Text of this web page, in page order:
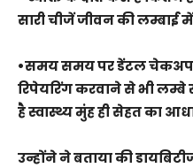
सारी चीजें जीवन की लम्बाई
•समय समय पर डेंटल चेकअप
रिपेयरिंग करवाने से भी लम्बे
है स्वास्थ्य मुंह ही सेहत का
उन्होंने ने बताया की